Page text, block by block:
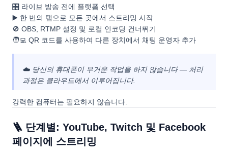
🎛️ 라이브 방송 전에 플랫폼 선택
▶️ 한 번의 탭으로 모든 곳에서 스트리밍 시작
🚫 OBS, RTMP 설정 및 로컬 인코딩 건너뛰기
🧑‍💻 QR 코드를 사용하여 다른 장치에서 채팅 운영자 추가
☁️ 당신의 휴대폰이 무거운 작업을 하지 않습니다 — 처리
과정은 클라우드에서 이루어집니다.
강력한 컴퓨터는 필요하지 않습니다.
🪜 단계별: YouTube, Twitch 및 Facebook
페이지에 스트리밍